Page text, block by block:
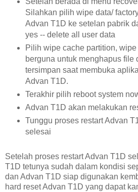
Silahkan pilih wipe data/
Advan T1D ke setelan pabrik
yes -- delete all user data
Pilih wipe cache partition,
berguna untuk menghapus file
tersimpan saat membuka
Advan T1D.
Terakhir pilih reboot system
Advan T1D akan melakukan
Tunggu proses restart Advan
selesai
Setelah proses restart Advan T1D
T1D tetunya sudah dalam kondisi
dan Advan T1D siap digunakan
hard reset Advan T1D yang dapat